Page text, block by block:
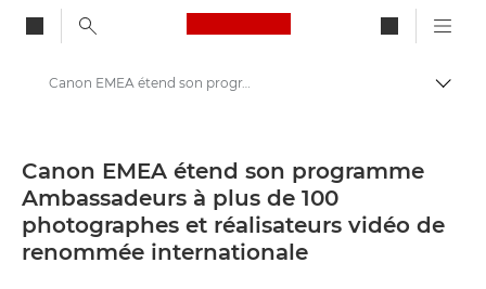
Canon Logo, back to
Presse
Communiqués de presse - Centre de presse Canon
Canon EMEA étend son programme Ambassadeurs à plus de 100 photographes et réalisateurs vidéo de renommée internationale - Centre de presse Canon
Canon EMEA étend son programme
Ambassadeurs à plus de 100
photographes et réalisateurs vidéo de
renommée internationale